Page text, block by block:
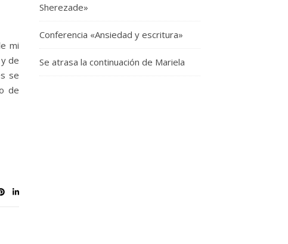
mi
de
se
de
Sherezade»
Conferencia «Ansiedad y escritura»
Se atrasa la continuación de Mariela